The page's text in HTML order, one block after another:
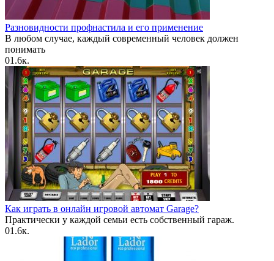
Разновидности профнастила и его применение
В любом случае, каждый современный человек должен
понимать
01.6к.
Как играть в онлайн игровой автомат Garage?
Практически у каждой семьи есть собственный гараж.
01.6к.